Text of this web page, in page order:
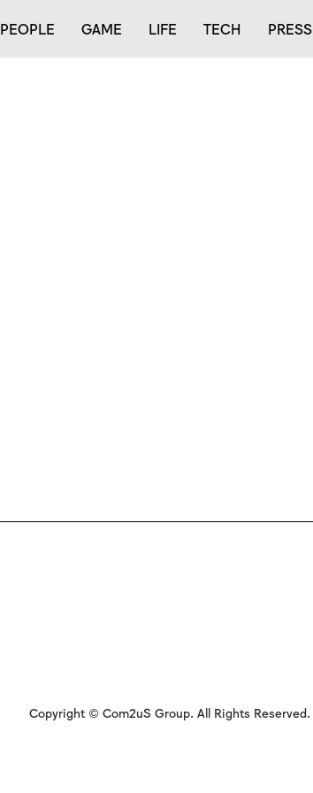
PEOPLE GAME LIFE TECH PRESS
Copyright © Com2uS Group. All Rights Reserved.